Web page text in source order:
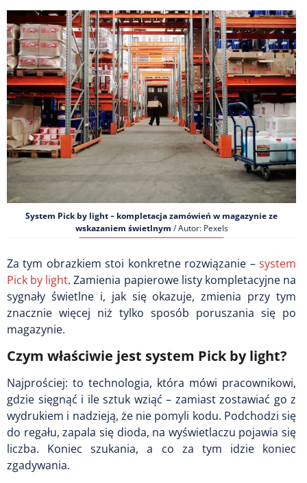
System Pick by light – kompletacja zamówień w magazynie ze
wskazaniem świetlnym / Autor: Pexels
Za tym obrazkiem stoi konkretne rozwiązanie – system
Pick by light. Zamienia papierowe listy kompletacyjne na
sygnały świetlne i, jak się okazuje, zmienia przy tym
znacznie więcej niż tylko sposób poruszania się po
magazynie.
Czym właściwie jest system Pick by light?
Najprościej: to technologia, która mówi pracownikowi,
gdzie sięgnąć i ile sztuk wziąć – zamiast zostawiać go z
wydrukiem i nadzieją, że nie pomyli kodu. Podchodzi się
do regału, zapala się dioda, na wyświetlaczu pojawia się
liczba. Koniec szukania, a co za tym idzie koniec
zgadywania.